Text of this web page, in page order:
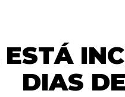
ESTÁ
DIAS